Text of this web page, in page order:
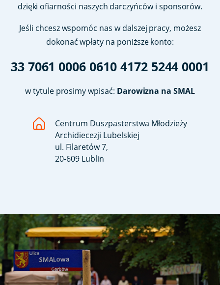
dzięki ofiarności naszych darczyńców i sponsorów.
Jeśli chcesz wspomóc nas w dalszej pracy, możesz
dokonać wpłaty na poniższe konto:
33 7061 0006 0610 4172 5244 0001
w tytule prosimy wpisać: Darowizna na SMAL
Centrum Duszpasterstwa Młodzieży
Archidiecezji Lubelskiej
ul. Filaretów 7,
20-609 Lublin